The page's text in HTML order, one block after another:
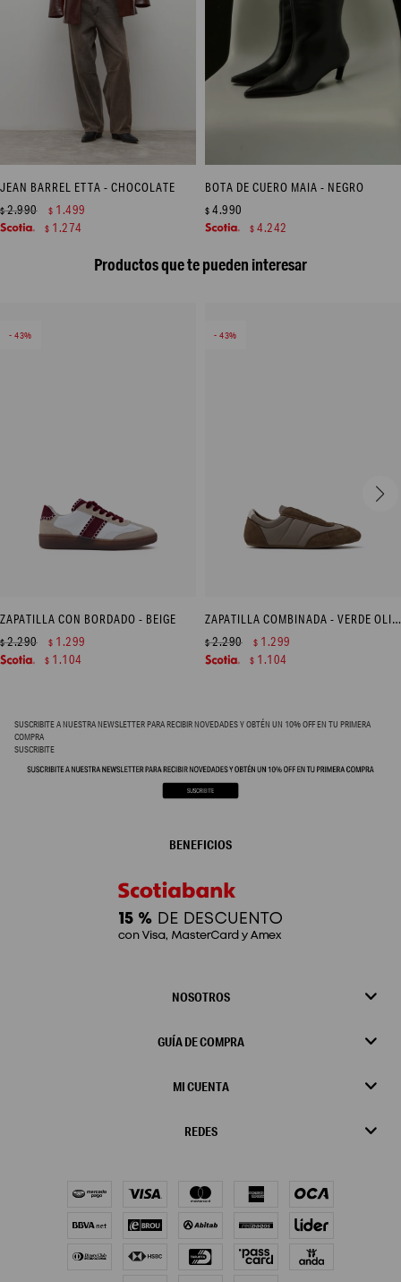
JEAN BARREL ETTA - CHOCOLATE
$2.990 $ 1.499
$ 1.274
BOTA DE CUERO MAIA - NEGRO
$ 4.990
$ 4.242
Productos que te pueden interesar
43
ZAPATILLA CON BORDADO - BEIGE
$2.290 $ 1.299
$ 1.104
43
ZAPATILLA COMBINADA - VERDE OLIVA
$2.290 $ 1.299
$ 1.104
SUSCRIBITE A NUESTRA NEWSLETTER PARA RECIBIR NOVEDADES Y OBTÉN UN 10% OFF EN TU PRIMERA
COMPRA
SUSCRIBITE
NOSOTROS
GUÍA DE COMPRA
MI CUENTA
REDES
BENEFICIOS